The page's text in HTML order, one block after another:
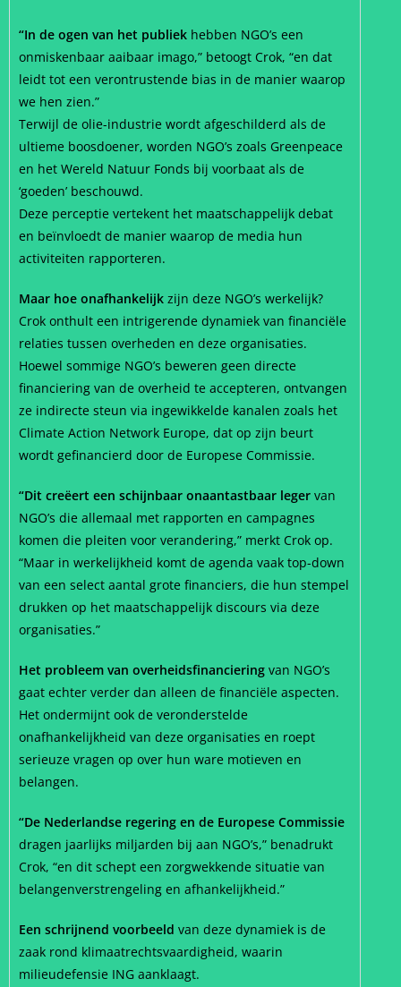
“In de ogen van het publiek hebben NGO’s een
onmiskenbaar aaibaar imago,” betoogt Crok, “en dat
leidt tot een verontrustende bias in de manier waarop
we hen zien.”
Terwijl de olie-industrie wordt afgeschilderd als de
ultieme boosdoener, worden NGO’s zoals Greenpeace
en het Wereld Natuur Fonds bij voorbaat als de
‘goeden’ beschouwd.
Deze perceptie vertekent het maatschappelijk debat
en beïnvloedt de manier waarop de media hun
activiteiten rapporteren.
Maar hoe onafhankelijk zijn deze NGO’s werkelijk?
Crok onthult een intrigerende dynamiek van financiële
relaties tussen overheden en deze organisaties.
Hoewel sommige NGO’s beweren geen directe
financiering van de overheid te accepteren, ontvangen
ze indirecte steun via ingewikkelde kanalen zoals het
Climate Action Network Europe, dat op zijn beurt
wordt gefinancierd door de Europese Commissie.
“Dit creëert een schijnbaar onaantastbaar leger van
NGO’s die allemaal met rapporten en campagnes
komen die pleiten voor verandering,” merkt Crok op.
“Maar in werkelijkheid komt de agenda vaak top-down
van een select aantal grote financiers, die hun stempel
drukken op het maatschappelijk discours via deze
organisaties.”
Het probleem van overheidsfinanciering van NGO’s
gaat echter verder dan alleen de financiële aspecten.
Het ondermijnt ook de veronderstelde
onafhankelijkheid van deze organisaties en roept
serieuze vragen op over hun ware motieven en
belangen.
“De Nederlandse regering en de Europese Commissie
dragen jaarlijks miljarden bij aan NGO’s,” benadrukt
Crok, “en dit schept een zorgwekkende situatie van
belangenverstrengeling en afhankelijkheid.”
Een schrijnend voorbeeld van deze dynamiek is de
zaak rond klimaatrechtsvaardigheid, waarin
milieudefensie ING aanklaagt.